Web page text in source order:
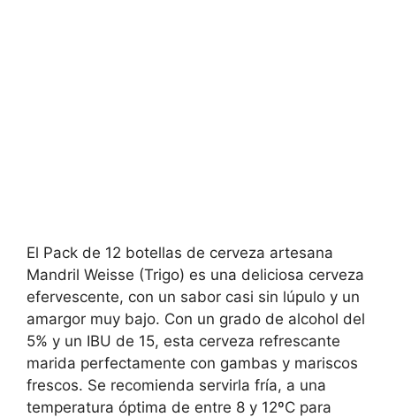
El Pack de 12 botellas de cerveza artesana
Mandril Weisse (Trigo) es una deliciosa cerveza
efervescente, con un sabor casi sin lúpulo y un
amargor muy bajo. Con un grado de alcohol del
5% y un IBU de 15, esta cerveza refrescante
marida perfectamente con gambas y mariscos
frescos. Se recomienda servirla fría, a una
temperatura óptima de entre 8 y 12ºC para